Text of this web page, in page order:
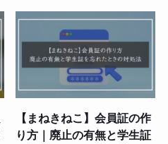
【まねきねこ】会員証の作
り方｜廃止の有無と学生証